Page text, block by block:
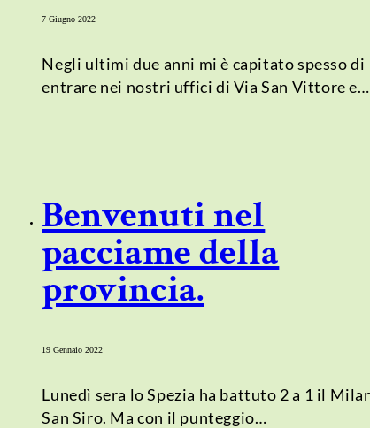
7 Giugno 2022
Negli ultimi due anni mi è capitato spesso di
entrare nei nostri uffici di Via San Vittore e…
Benvenuti nel
pacciame della
provincia.
19 Gennaio 2022
Lunedì sera lo Spezia ha battuto 2 a 1 il
San Siro. Ma con il punteggio…